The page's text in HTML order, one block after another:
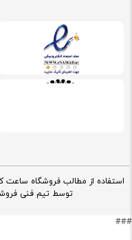
استفاده از مطالب فروشگاه ساعت
توسط تیم فنی
###